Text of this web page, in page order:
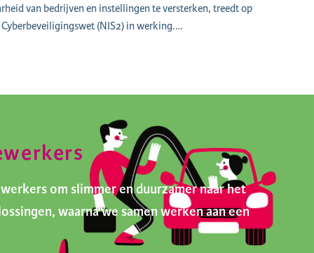
van bedrijven en instellingen te versterken, treedt op
(NIS2) in werking.…
om slimmer en duurzamer naar het
waarna we samen werken aan een